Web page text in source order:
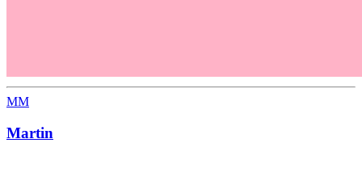
MM
Martin